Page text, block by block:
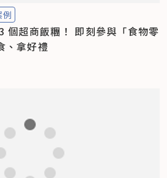
例
個超商飯糰！ 即刻參與「食物零
、拿好禮